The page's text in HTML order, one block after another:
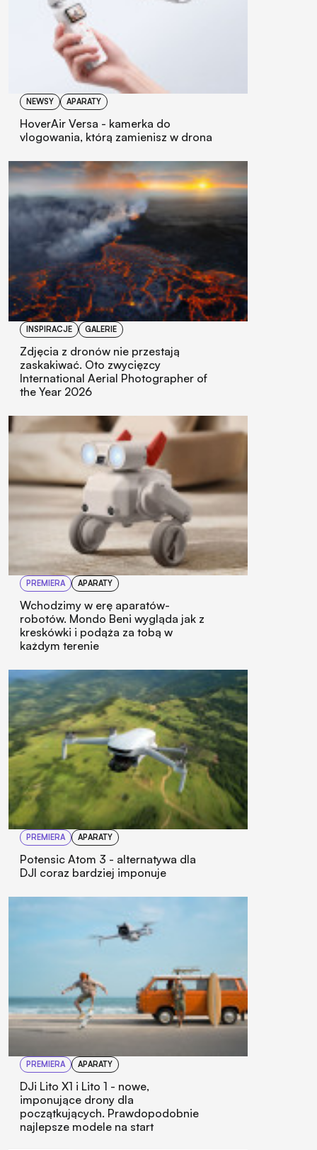
NEWSY APARATY
HoverAir Versa - kamerka do
vlogowania, którą zamienisz w drona
INSPIRACJE GALERIE
Zdjęcia z dronów nie przestają
zaskakiwać. Oto zwycięzcy
International Aerial Photographer of
the Year 2026
PREMIERA APARATY
Wchodzimy w erę aparatów-
robotów. Mondo Beni wygląda jak z
kreskówki i podąża za tobą w
każdym terenie
PREMIERA APARATY
Potensic Atom 3 - alternatywa dla
DJI coraz bardziej imponuje
PREMIERA APARATY
DJi Lito X1 i Lito 1 - nowe,
imponujące drony dla
początkujących. Prawdopodobnie
najlepsze modele na start